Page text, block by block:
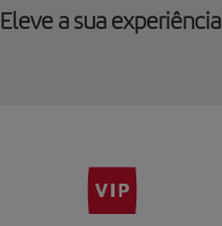
Eleve a sua experiência